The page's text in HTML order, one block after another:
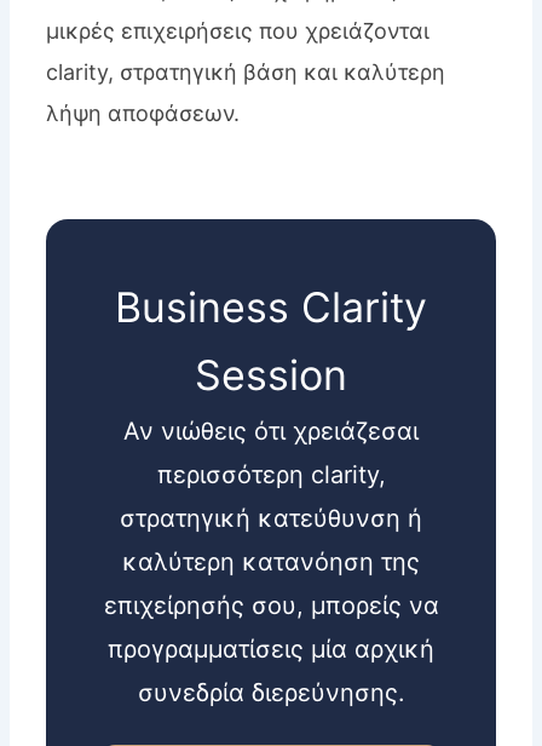
μικρές επιχειρήσεις που χρειάζονται
clarity, στρατηγική βάση και καλύτερη
λήψη αποφάσεων.
Business Clarity
Session
Αν νιώθεις ότι χρειάζεσαι
περισσότερη clarity,
στρατηγική κατεύθυνση ή
καλύτερη κατανόηση της
επιχείρησής σου, μπορείς να
προγραμματίσεις μία αρχική
συνεδρία διερεύνησης.